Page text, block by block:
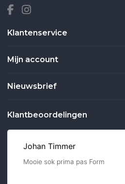
Klantenservice
Mijn account
Nieuwsbrief
Klantbeoordelingen